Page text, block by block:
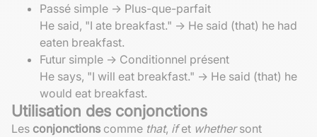
Passé simple -> Plus-que-parfait
He said, "I ate breakfast." -> He said (that) he had
eaten breakfast.
Futur simple -> Conditionnel présent
He says, "I will eat breakfast." -> He said (that) he
would eat breakfast.
Utilisation des conjonctions
Les conjonctions comme that, ifet whethersont